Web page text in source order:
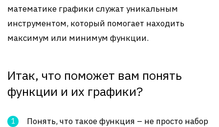
математике графики служат уникальным
инструментом, который помогает находить
максимум или минимум функции.
Итак, что поможет вам понять
функции и их графики?
Понять, что такое функция – не просто набор